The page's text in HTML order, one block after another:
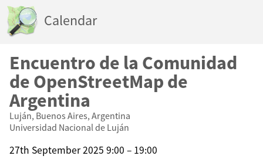
Calendar
Encuentro de la Comunidad
de OpenStreetMap de
Argentina
Luján, Buenos Aires, Argentina
Universidad Nacional de Luján
27th September 2025 9:00 – 19:00